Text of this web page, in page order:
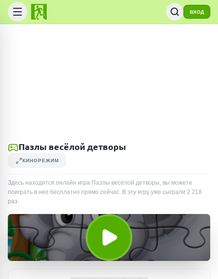
ВХОД
Пазлы весёлой детворы
КИНОРЕЖИМ
Здесь находится онлайн игра Пазлы весёлой детворы, вы можете
поиграть в нее бесплатно прямо сейчас. В эту игру уже сыграли 2 218
раз.